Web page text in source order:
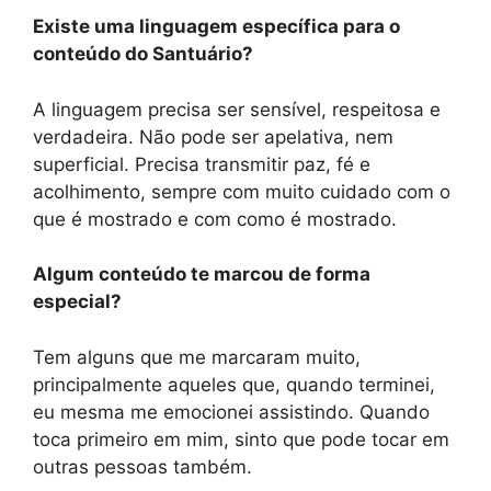
Existe uma linguagem específica para o
conteúdo do Santuário?
A linguagem precisa ser sensível, respeitosa e
verdadeira. Não pode ser apelativa, nem
superficial. Precisa transmitir paz, fé e
acolhimento, sempre com muito cuidado com o
que é mostrado e com como é mostrado.
Algum conteúdo te marcou de forma
especial?
Tem alguns que me marcaram muito,
principalmente aqueles que, quando terminei,
eu mesma me emocionei assistindo. Quando
toca primeiro em mim, sinto que pode tocar em
outras pessoas também.